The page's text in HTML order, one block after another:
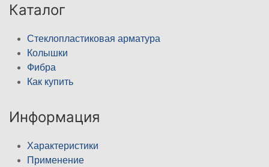
Каталог
Стеклопластиковая арматура
Колышки
Фибра
Как купить
Информация
Характеристики
Применение